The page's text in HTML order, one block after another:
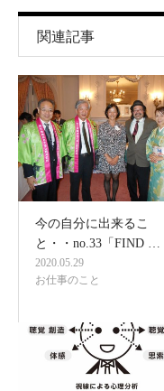
関連記事
今の自分に出来るこ
と・・no.33「FIND …
2020.05.29
お仕事のこと